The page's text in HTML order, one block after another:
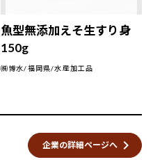
魚型無添加えそ生すり身
150g
㈱博水/福岡県/水産加工品
企業の詳細ページへ keyboard_arrow_right